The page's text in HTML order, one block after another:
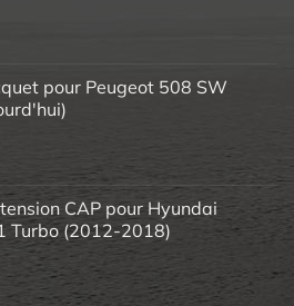
pour Peugeot 508 SW
CAP pour Hyundai
Turbo (2012-2018)